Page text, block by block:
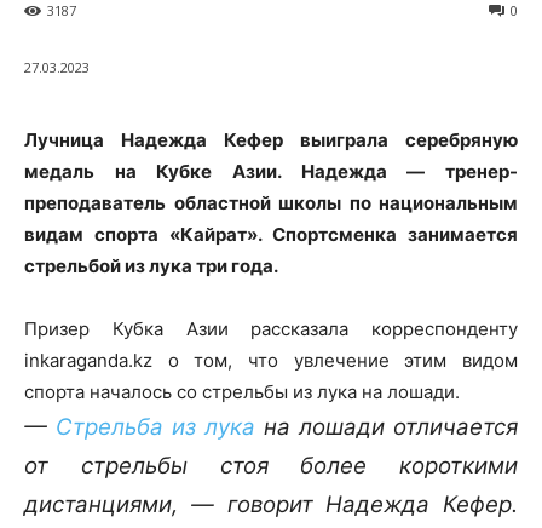
0
3187
27.03.2023
Лучница Надежда Кефер выиграла серебряную
медаль на Кубке Азии. Надежда — тренер-
преподаватель областной школы по национальным
видам спорта «Кайрат». Спортсменка занимается
стрельбой из лука три года.
Призер Кубка Азии рассказала корреспонденту
inkaraganda.kz о том, что увлечение этим видом
спорта началось со стрельбы из лука на лошади.
— Стрельба из лука на лошади отличается
от стрельбы стоя более короткими
дистанциями, — говорит Надежда Кефер.